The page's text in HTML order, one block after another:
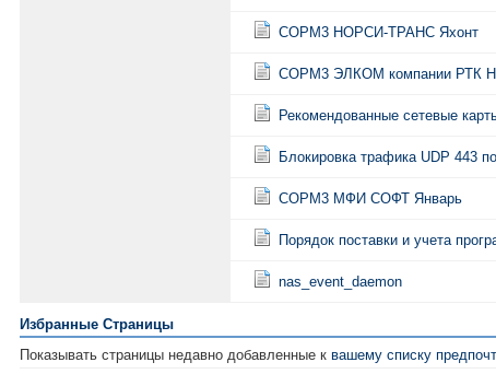
СОРМ3 НОРСИ-ТРАНС Яхонт
СОРМ3 ЭЛКОМ компании РТК
Рекомендованные сетевые
Блокировка трафика UDP 443
СОРМ3 МФИ СОФТ Январь
Порядок поставки и учета
nas_event_daemon
Избранные Страницы
Показывать страницы недавно добавленные к вашему списку